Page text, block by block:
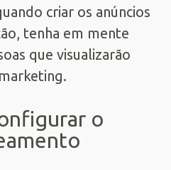
criar os anúncios
tenha em mente
que visualizarão
o